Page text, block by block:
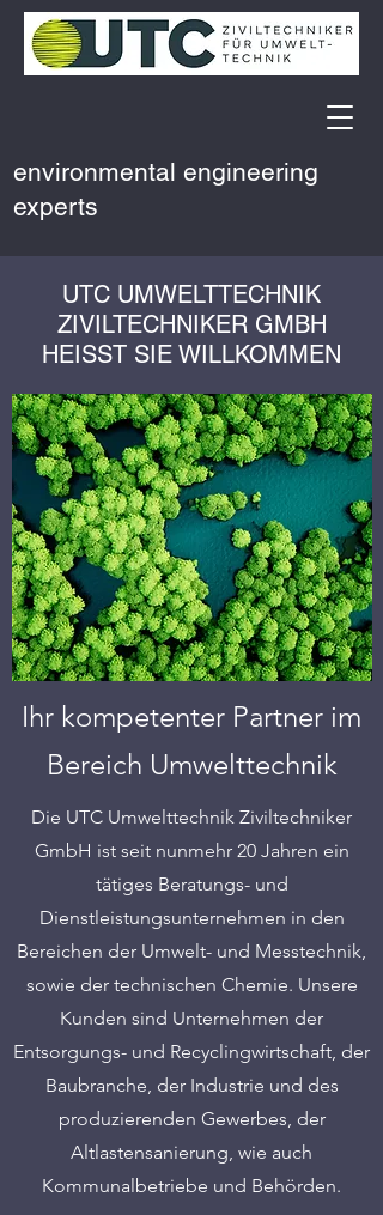
environmental engineering
experts
UTC UMWELTTECHNIK
ZIVILTECHNIKER GMBH
HEISST SIE WILLKOMMEN
Ihr kompetenter Partner im
Bereich Umwelttechnik
Die UTC Umwelttechnik Ziviltechniker
GmbH ist seit nunmehr 20 Jahren ein
tätiges Beratungs- und
Dienstleistungsunternehmen in den
Bereichen der Umwelt- und Messtechnik,
sowie der technischen Chemie. Unsere
Kunden sind Unternehmen der
Entsorgungs- und Recyclingwirtschaft, der
Baubranche, der Industrie und des
produzierenden Gewerbes, der
Altlastensanierung, wie auch
Kommunalbetriebe und Behörden.